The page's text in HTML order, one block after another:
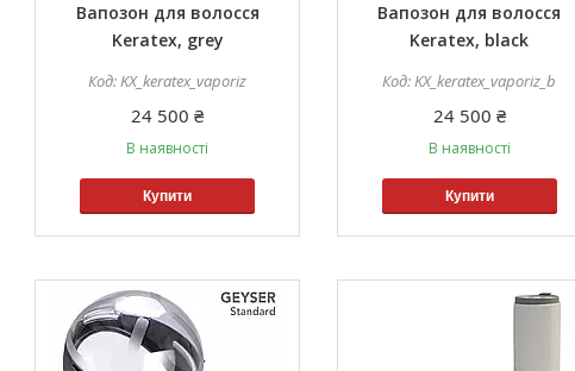
Вапозон для волосся
Keratex, grey
KX_keratex_vaporiz
24 500 ₴
В наявності
Купити
Вапозон для волосся
Keratex, black
KX_keratex_vaporiz_b
24 500 ₴
В наявності
Купити